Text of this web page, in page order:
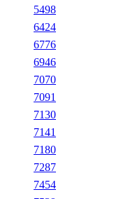
5498
6424
6776
6946
7070
7091
7130
7141
7180
7287
7454